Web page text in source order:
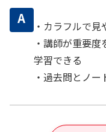
A
・カラフルで
・講師が重要
学習できる
・過去問とノ